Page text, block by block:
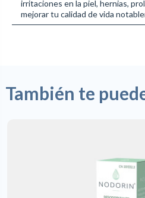
irritaciones en la piel, hernias,
mejorar tu calidad de vida
También te